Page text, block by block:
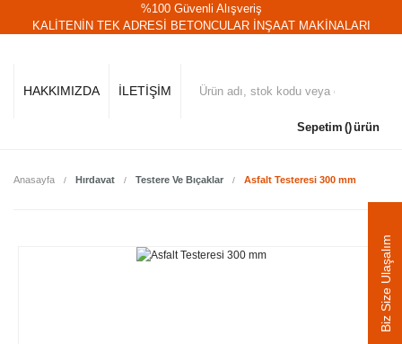
%100 Güvenli Alışveriş
KALİTENİN TEK ADRESİ BETONCULAR İNŞAAT MAKİNALARI
HAKKIMIZDA İLETİŞİM
Sepetim ürün
Anasayfa Hırdavat Testere Ve Bıçaklar Asfalt Testeresi 300 mm
Biz Size Ulaşalım